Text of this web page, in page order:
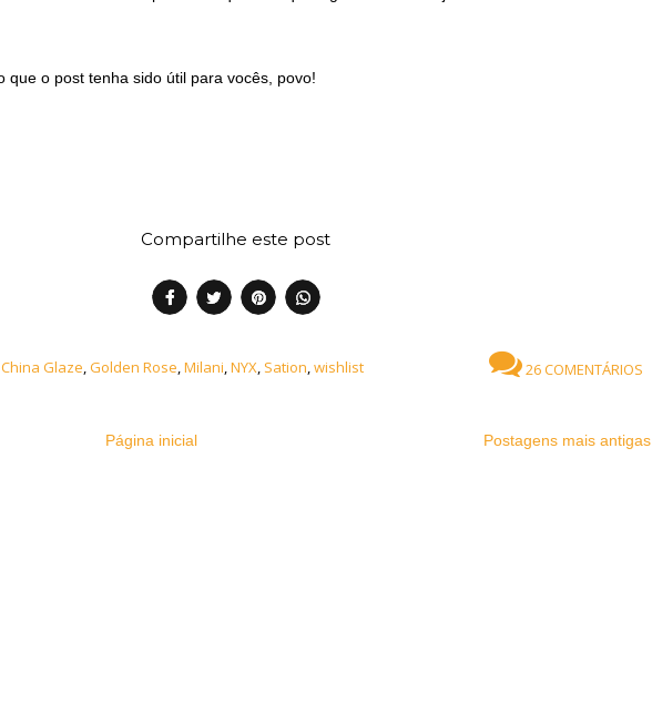
que o post tenha sido útil para vocês, povo!
Compartilhe este post
26 COMENTÁRIOS
China Glaze,Golden Rose,Milani,NYX, Sation,wishlist
Postagens mais antigas
Página inicial